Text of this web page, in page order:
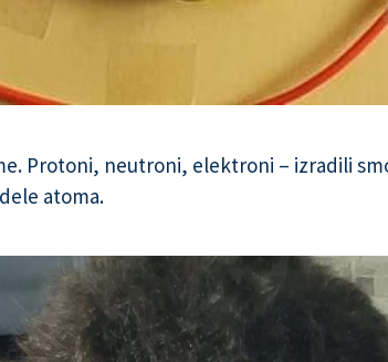
Protoni, neutroni, elektroni – izradili
atoma.